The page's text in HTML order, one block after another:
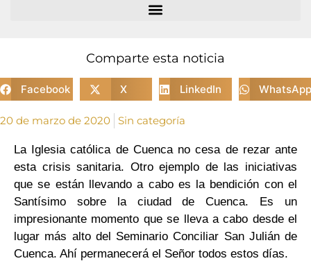
Comparte esta noticia
Facebook X LinkedIn WhatsApp
20 de marzo de 2020 Sin categoría
La Iglesia católica de Cuenca no cesa de rezar ante
esta crisis sanitaria. Otro ejemplo de las iniciativas
que se están llevando a cabo es la bendición con el
Santísimo sobre la ciudad de Cuenca. Es un
impresionante momento que se lleva a cabo desde el
lugar más alto del Seminario Conciliar San Julián de
Cuenca. Ahí permanecerá el Señor todos estos días.